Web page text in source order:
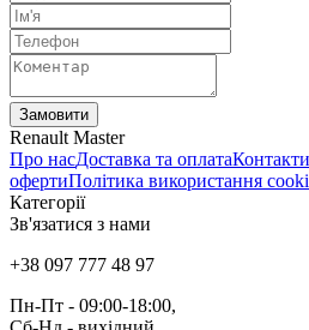
Замовити
Renault Master
Про насДоставка та оплатаКонтакти
офертиПолітика використання
Категорії
Зв'язатися з нами
+38 097 777 48 97
Пн-Пт - 09:00-18:00,